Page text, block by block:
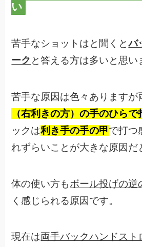
い
苦手なショットはと聞くとバ
ーク と答える方は多いと思い
苦手な原因は色々ありますが
（右利きの方）の手のひらで
ックは利き手の手の甲で打つ
れずらいことが大きな原因だ
体の使い方もボール投げの逆
く感じられる原因です。
現在は両手バックハンドスト